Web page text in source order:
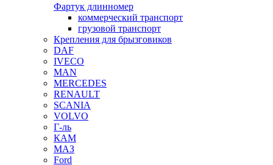
Фартук длинномер
коммерческий транспорт
грузовой транспорт
Крепления для брызговиков
DAF
IVECO
MAN
MERCEDES
RENAULT
SCANIA
VOLVO
Г-ль
КАМ
МАЗ
Ford